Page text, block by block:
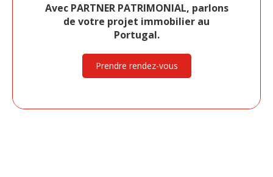
Avec PARTNER PATRIMONIAL, parlons
de votre projet immobilier au
Portugal.
Prendre rendez-vous